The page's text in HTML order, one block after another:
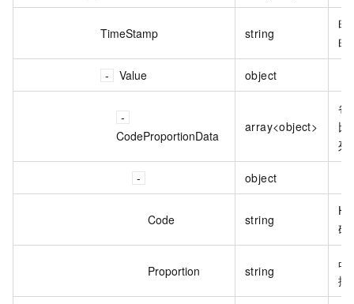
TimeStamp string
时
时
Value object
CodeProportionData
array<object>
各
比
列
object
Code string
码
Proportion string
占
据